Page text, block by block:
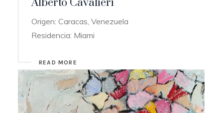
Alberto Cavalieri
Origen: Caracas, Venezuela
Residencia: Miami
READ MORE